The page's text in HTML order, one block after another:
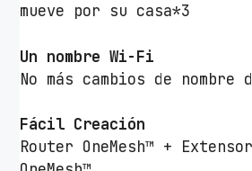
mueve por su casa*3
Un nombre Wi-Fi
No más cambios de
Fácil Creación
Router OneMesh™ +